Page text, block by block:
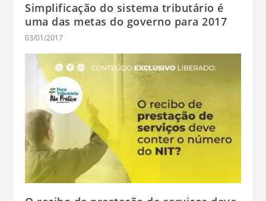
Simplificação do sistema tributário é
uma das metas do governo para 2017
03/01/2017